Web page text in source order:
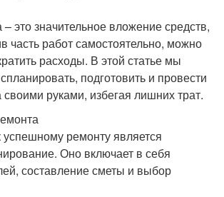
это значительное вложение средств,
часть работ самостоятельно, можно
расходы. В этой статье мы
подготовить и провести
своими руками, избегая лишних трат.
ремонту является
Оно включает в себя
составление сметы и выбор